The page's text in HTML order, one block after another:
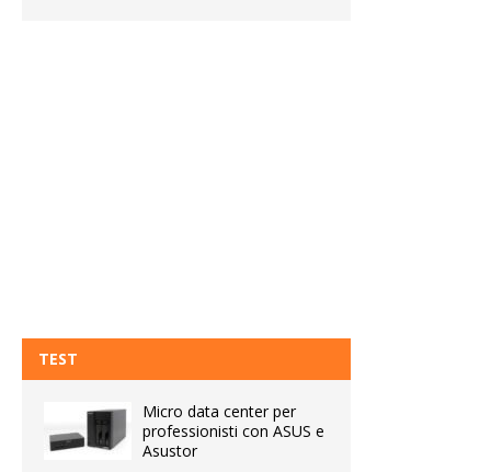
TEST
Micro data center per
professionisti con ASUS e
Asustor